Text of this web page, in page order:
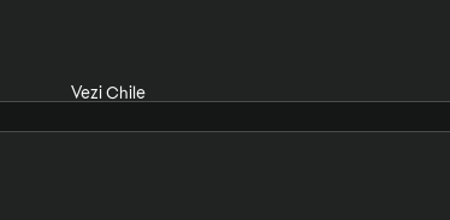
Vezi Chile